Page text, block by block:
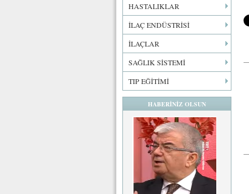
HASTALIKLAR
İLAÇ ENDÜSTRİSİ
İLAÇLAR
SAĞLIK SİSTEMİ
TIP EĞİTİMİ
HABERİNİZ OLSUN